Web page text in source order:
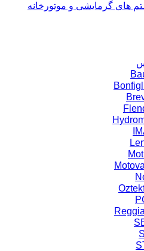
های گرمایشی و موتورخانه